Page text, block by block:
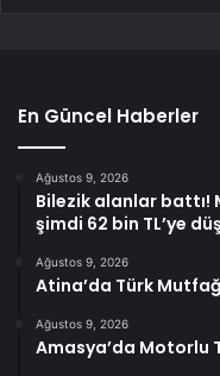
En Güncel Haberler
Ağustos 9, 2026
Bilezik alanlar battı!
şimdi 62 bin TL’ye
Ağustos 9, 2026
Atina’da Türk
Ağustos 9, 2026
Amasya’da Motorlu